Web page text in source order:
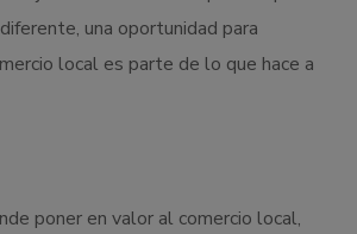
una oportunidad para
local es parte de lo que hace a
poner en valor al comercio local,